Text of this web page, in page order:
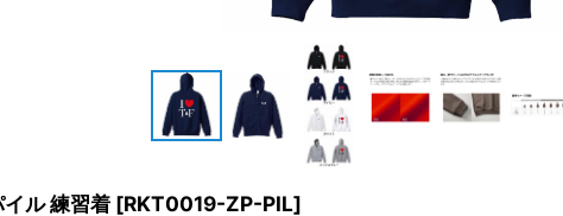
ル 練習着 [RKT0019-ZP-PIL]